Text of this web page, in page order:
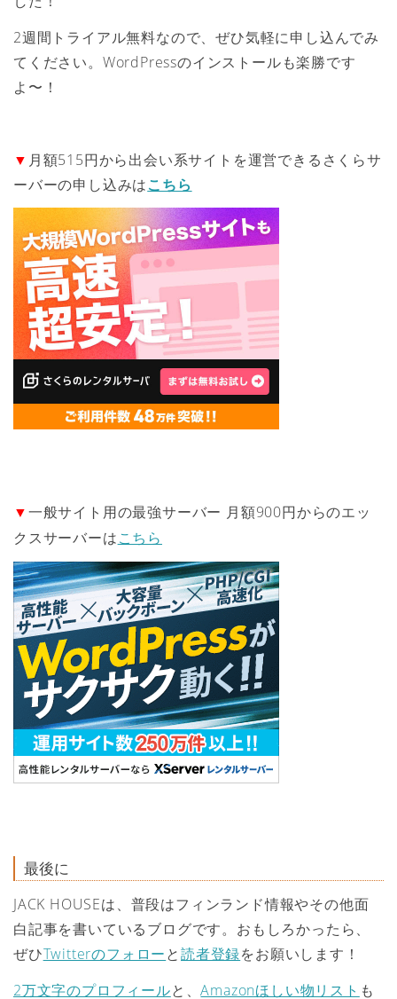
2週間トライアル無料なので、ぜひ気軽に申し込んでみ
てください。WordPressのインストールも楽勝です
よ〜！
▼ 月額515円から出会い系サイトを運営できるさくらサ
ーバーの申し込みはこちら
▼一般サイト用の最強サーバー 月額900円からのエッ
クスサーバーはこちら
最後に
JACK HOUSEは、普段はフィンランド情報やその他面
白記事を書いているブログです。おもしろかったら、
ぜひTwitterのフォローと読者登録をお願いします！
2万文字のプロフィールと、Amazonほしい物リスト も